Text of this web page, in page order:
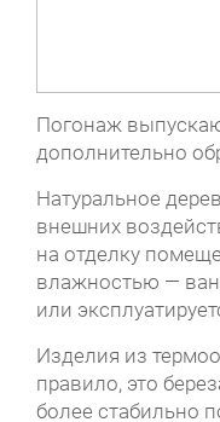
Погонаж
дополнительно
Натуральное
внешних
на отделку
влажностью —
или
Изделия из
правило, это
более стабильно